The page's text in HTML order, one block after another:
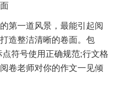
第一道风景，最能引起阅
造整洁清晰的卷面。包
符号使用正确规范;行文格
卷老师对你的作文一见倾